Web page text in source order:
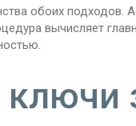
обоих подходов.
вычисляет